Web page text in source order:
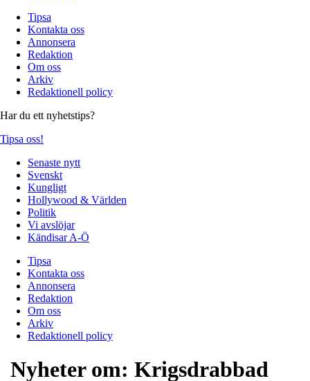
Tipsa
Kontakta oss
Annonsera
Redaktion
Om oss
Arkiv
Redaktionell policy
Har du ett nyhetstips?
Tipsa oss!
Senaste nytt
Svenskt
Kungligt
Hollywood & Världen
Politik
Vi avslöjar
Kändisar A-Ö
Tipsa
Kontakta oss
Annonsera
Redaktion
Om oss
Arkiv
Redaktionell policy
Nyheter om: Krigsdrabbad